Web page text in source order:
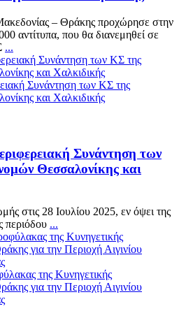
– Θράκης προχώρησε στην
αντίτυπα, που θα διανεμηθεί σε
...
Συνάντηση των ΚΣ της
και Χαλκιδικής
Συνάντηση των
Θεσσαλονίκης και
στις 28 Ιουλίου 2025, εν όψει της
περιόδου ...
της Κυνηγετικής
για την Περιοχή Αιγινίου